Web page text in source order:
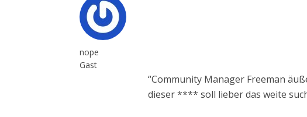
nope
Gast
“Community Manager Freeman
dieser **** soll lieber das weite